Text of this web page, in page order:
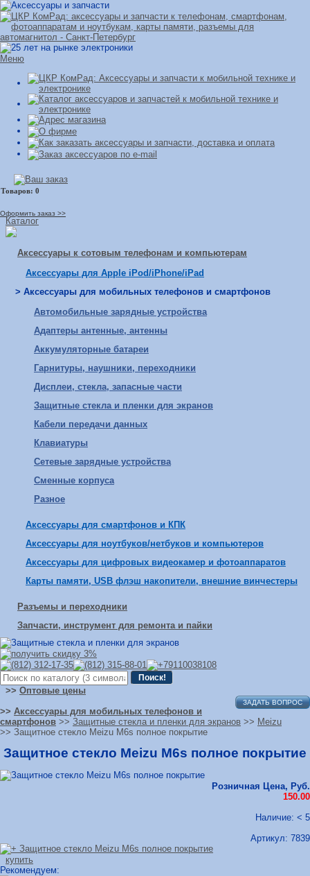
Меню
Оформить заказ >>
Каталог
Аксессуары к сотовым телефонам и компьютерам
Аксессуары для Apple iPod/iPhone/iPad
> Аксессуары для мобильных телефонов и смартфонов
Автомобильные зарядные устройства
Адаптеры антенные, антенны
Аккумуляторные батареи
Гарнитуры, наушники, переходники
Дисплеи, стекла, запасные части
Защитные стекла и пленки для экранов
Кабели передачи данных
Клавиатуры
Сетевые зарядные устройства
Сменные корпуса
Разное
Аксессуары для смартфонов и КПК
Аксессуары для ноутбуков/нетбуков и компьютеров
Аксессуары для цифровых видеокамер и фотоаппаратов
Карты памяти, USB флэш накопители, внешние винчестеры
Разъемы и переходники
Запчасти, инструмент для ремонта и пайки
>> Оптовые цены
ЗАДАТЬ ВОПРОС
>> Аксессуары для мобильных телефонов и
смартфонов >> Защитные стекла и пленки для экранов >> Meizu
>> Защитное стекло Meizu M6s полное покрытие
Защитное стекло Meizu M6s полное покрытие
Розничная Цена, Руб.
150.00
Наличие: < 5
Артикул: 7839
купить
Рекомендуем: